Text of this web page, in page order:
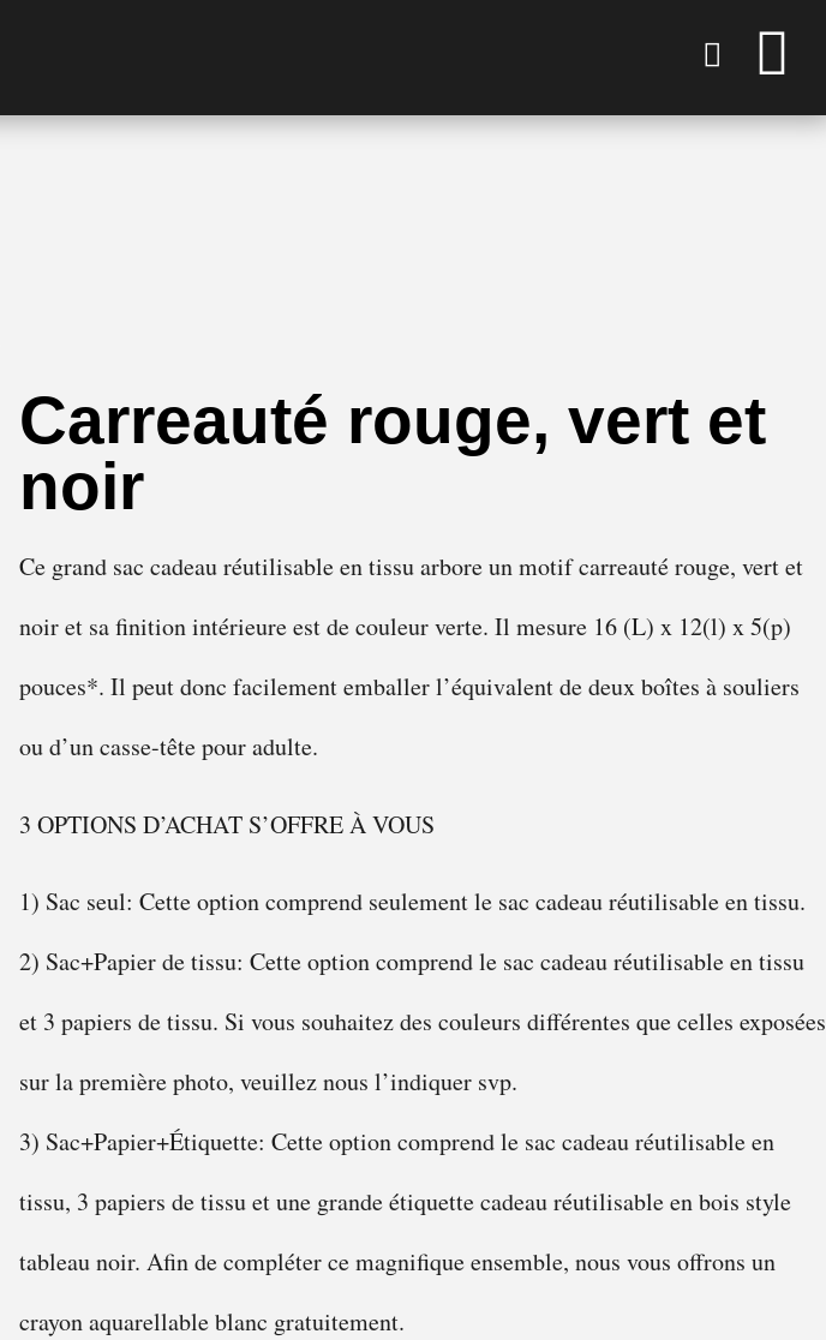
Carreauté rouge, vert et
noir
Ce grand sac cadeau réutilisable en tissu arbore un motif carreauté rouge, vert et
noir et sa finition intérieure est de couleur verte. Il mesure 16 (L) x 12(l) x 5(p)
pouces*. Il peut donc facilement emballer l’équivalent de deux boîtes à souliers
ou d’un casse-tête pour adulte.
3 OPTIONS D’ACHAT S’OFFRE À VOUS
1) Sac seul: Cette option comprend seulement le sac cadeau réutilisable en tissu.
2) Sac+Papier de tissu: Cette option comprend le sac cadeau réutilisable en tissu
et 3 papiers de tissu. Si vous souhaitez des couleurs différentes que celles exposées
sur la première photo, veuillez nous l’indiquer svp.
3) Sac+Papier+Étiquette: Cette option comprend le sac cadeau réutilisable en
tissu, 3 papiers de tissu et une grande étiquette cadeau réutilisable en bois style
tableau noir. Afin de compléter ce magnifique ensemble, nous vous offrons un
crayon aquarellable blanc gratuitement.